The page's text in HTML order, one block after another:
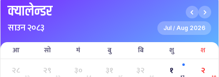
क्यालेन्डर
साउन २०८३ Jul / Aug 2026
आ सो मं बु बि शु श
२८ २९ ३० ३१ ३२ १ २